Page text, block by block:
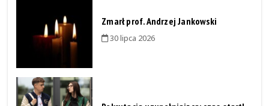
Zmarł prof. Andrzej Jankowski
30 lipca 2026